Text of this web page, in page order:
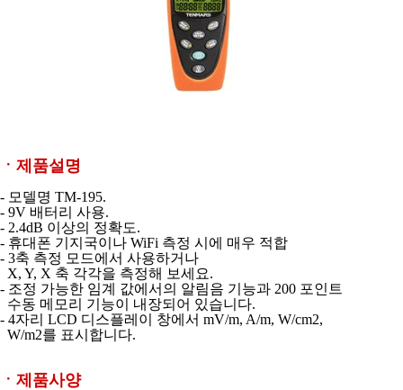
ㆍ제품설명
- 모델명 TM-195.
- 9V 배터리 사용.
- 2.4dB 이상의 정확도.
- 휴대폰 기지국이나 WiFi 측정 시에 매우 적합
- 3축 측정 모드에서 사용하거나
X, Y, X 축 각각을 측정해 보세요.
- 조정 가능한 임계 값에서의 알림음 기능과 200 포인트
수동 메모리 기능이 내장되어 있습니다.
- 4자리 LCD 디스플레이 창에서 mV/m, A/m, W/cm2,
W/m2를 표시합니다.
ㆍ제품사양